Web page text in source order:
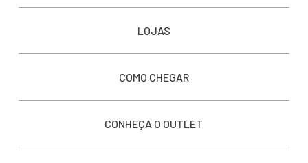
LOJAS
COMO CHEGAR
CONHEÇA O OUTLET